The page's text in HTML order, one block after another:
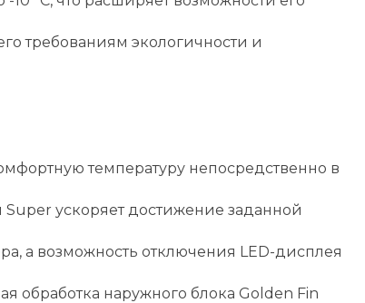
требованиям экологичности и
температуру непосредственно в
ускоряет достижение заданной
а возможность отключения LED-дисплея
обработка наружного блока Golden Fin